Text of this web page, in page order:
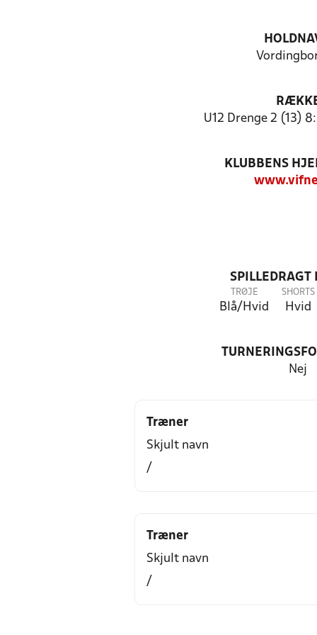
U12 Drenge 2 (13)
KLUBBENS
SPILLEDRAGT
TRØJE
Blå/Hvid
SHORTS
Hvid
Nej
Træner
Skjult navn
/
Træner
Skjult navn
/